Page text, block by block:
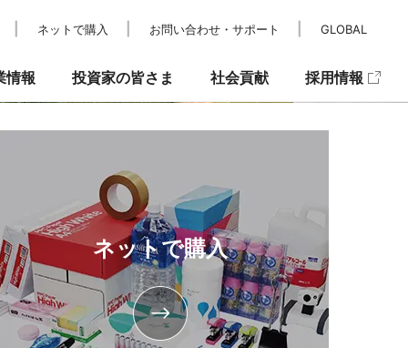
ネットで購入
ネットで購入 お問い合わせ・サポート GLOBAL
ュリティ
パラスポーツ支援
スリリース
メディア掲載
情報
IRカレンダー
IRニュース
投資家の皆さま 社会貢献 採用情報